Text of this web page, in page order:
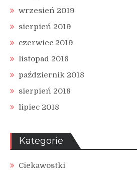
wrzesień 2019
sierpień 2019
czerwiec 2019
listopad 2018
październik 2018
sierpień 2018
lipiec 2018
Kategorie
Ciekawostki